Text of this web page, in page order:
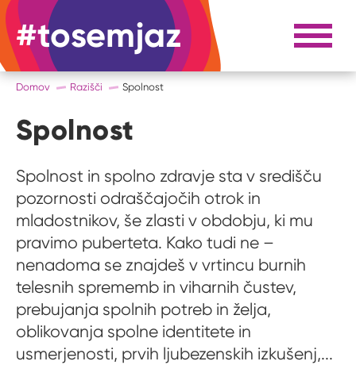
#tosemjaz #to sem jaz Razpri
Domov Razišči Spolnost
Spolnost
Spolnost in spolno zdravje sta v središču
pozornosti odraščajočih otrok in
mladostnikov, še zlasti v obdobju, ki mu
pravimo puberteta. Kako tudi ne –
nenadoma se znajdeš v vrtincu burnih
telesnih sprememb in viharnih čustev,
prebujanja spolnih potreb in želja,
oblikovanja spolne identitete in
usmerjenosti, prvih ljubezenskih izkušenj,...